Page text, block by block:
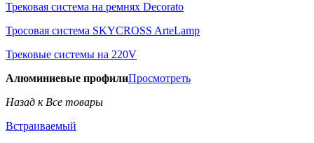
Трековая система на ремнях Decorato
Тросовая система SKYCROSS ArteLamp
Трековые системы на 220V
Алюминиевые профилиПросмотреть
Назад к Все товары
Встраиваемый